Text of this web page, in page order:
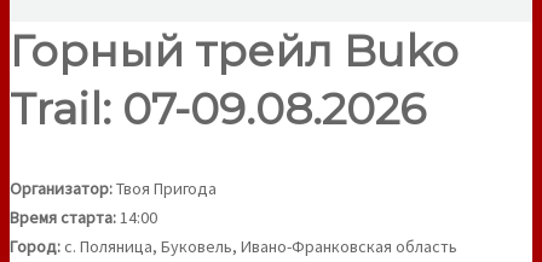
Горный трейл Buko
Trail: 07-09.08.2026
Организатор:Твоя Пригода
Время старта:14:00
Город:с. Поляница, Буковель, Ивано-Франковская область